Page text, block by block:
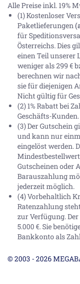
Alle Preise inkl. 19%
(1) Kostenloser
Paketlieferungen
für
Österreichs. Dies
einen Teil unserer
weniger als 299 €
berechnen wir
sie für diejenigen
Nicht gültig für
(2) 1% Rabatt bei
Geschäfts-Kunden.
(3) Der Gutschein
und kann nur
eingelöst werden.
Gutscheinen oder
Barauszahlung
jederzeit möglich.
(4) Vorbehaltlich
Ratenzahlung
zur Verfügung.
5.000 €. Sie
Bankkonto als
© 2003 - 2026